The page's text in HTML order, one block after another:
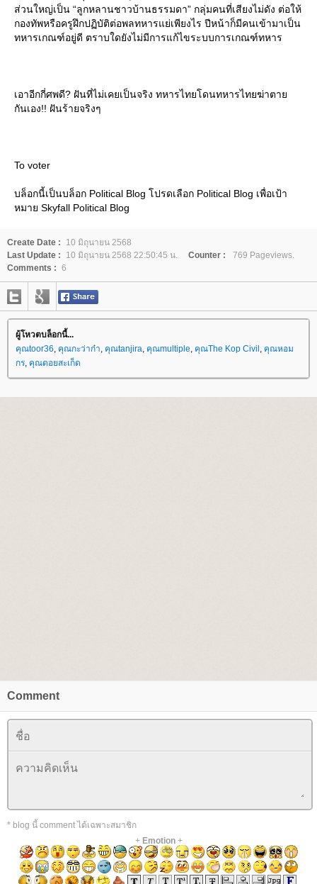
ส่วนใหญ่เป็น “ลูกหลานชาวบ้านธรรมดา” กลุ่มคนที่เสียงไม่ดัง ต่อให้
กองทัพหรือครูฝึกปฏิบัติต่อพลทหารแย่เพียงไร ปีหน้าก็มีคนเข้ามาเป็น
ทหารเกณฑ์อยู่ดี ตราบใดยังไม่มีการแก้ไขระบบการเกณฑ์ทหาร
เอาอีกกี่ศพดี? ฝันที่ไม่เคยเป็นจริง ทหารไทยโดนทหารไทยฆ่าตา
กันเอง!! ฝันร้ายจริงๆ
To voter
บล็อกนี้เป็นบล็อก Political Blog โปรดเลือก Political Blog เพื่อเป้า
หมาย Skyfall Political Blog
Create Date :
10 มิถุนายน 2568
Last Update :
10 มิถุนายน 2568 22:50:45 น. Counter :
769 Pageviews.
Comments : 6
ผู้โหวตบล็อกนี้...
คุณtoor36, คุณกะว่าก๋า, คุณtanjira, คุณmultiple, คุณThe Kop Civil , คุณหอม
กร, คุณดอยสะเก็ด
Comment
* blog นี้ comment ได้เฉพาะสมาชิก
+ Emotion+